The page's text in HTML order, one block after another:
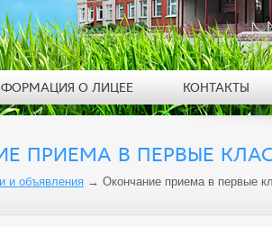
ПРИЕМА В ПЕРВЫЕ
и объявления → Окончание приема в первые
О ЛИЦЕЕ КОНТАКТЫ